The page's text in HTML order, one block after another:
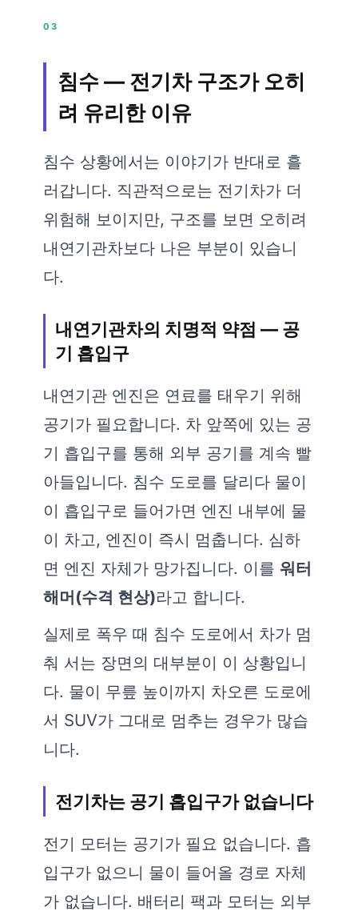
03
침수 — 전기차 구조가 오히
려 유리한 이유
침수 상황에서는 이야기가 반대로 흘
러갑니다. 직관적으로는 전기차가 더
위험해 보이지만, 구조를 보면 오히려
내연기관차보다 나은 부분이 있습니
다.
내연기관차의 치명적 약점 — 공
기 흡입구
내연기관 엔진은 연료를 태우기 위해
공기가 필요합니다. 차 앞쪽에 있는 공
기 흡입구를 통해 외부 공기를 계속 빨
아들입니다. 침수 도로를 달리다 물이
이 흡입구로 들어가면 엔진 내부에 물
이 차고, 엔진이 즉시 멈춥니다. 심하
면 엔진 자체가 망가집니다. 이를 워터
해머(수격 현상)라고 합니다.
실제로 폭우 때 침수 도로에서 차가 멈
춰 서는 장면의 대부분이 이 상황입니
다. 물이 무릎 높이까지 차오른 도로에
서 SUV가 그대로 멈추는 경우가 많습
니다.
전기차는 공기 흡입구가 없습니다
전기 모터는 공기가 필요 없습니다. 흡
입구가 없으니 물이 들어올 경로 자체
가 없습니다. 배터리 팩과 모터는 외부